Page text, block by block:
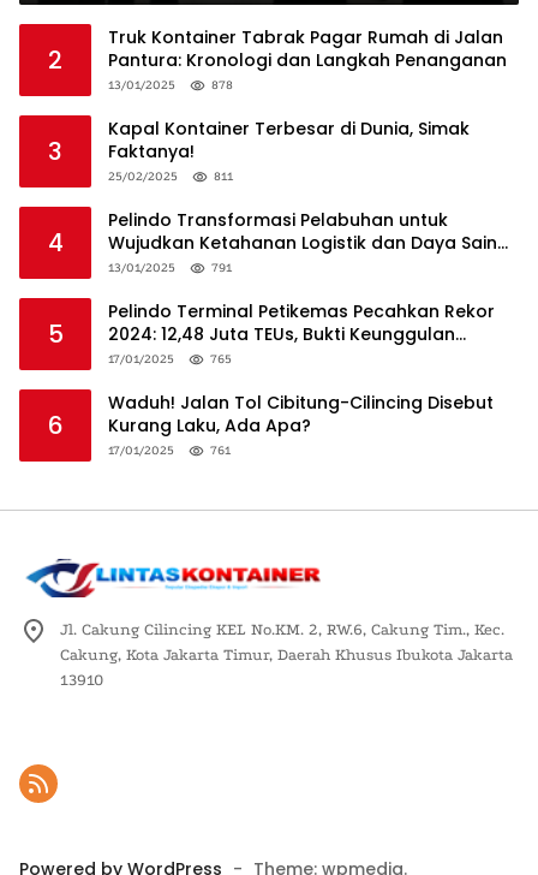
2
Truk Kontainer Tabrak Pagar Rumah di Jalan
Pantura: Kronologi dan Langkah Penanganan
13/01/2025 878
3
Kapal Kontainer Terbesar di Dunia, Simak
Faktanya!
25/02/2025 811
4
Pelindo Transformasi Pelabuhan untuk
Wujudkan Ketahanan Logistik dan Daya Saing
Global
13/01/2025 791
5
Pelindo Terminal Petikemas Pecahkan Rekor
2024: 12,48 Juta TEUs, Bukti Keunggulan
Logistik Nasional
17/01/2025 765
6
Waduh! Jalan Tol Cibitung-Cilincing Disebut
Kurang Laku, Ada Apa?
17/01/2025 761
Jl. Cakung Cilincing KEL No.KM. 2, RW.6, Cakung Tim., Kec.
Cakung, Kota Jakarta Timur, Daerah Khusus Ibukota Jakarta
13910
Powered by WordPress - Theme: wpmedia.